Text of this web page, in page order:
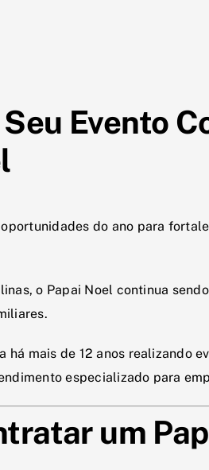
Evento
do ano para
o Papai Noel continua
há mais de 12 anos realizando
especializado para
um